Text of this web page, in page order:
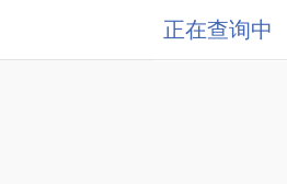
正在查询中